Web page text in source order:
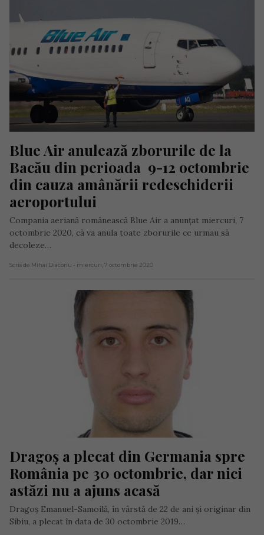
Blue Air anulează zborurile de la
Bacău din perioada  9-12 octombrie
din cauza amânării redeschiderii
aeroportului
Compania aeriană românească Blue Air a anunțat miercuri, 7
octombrie 2020, că va anula toate zborurile ce urmau să
decoleze…
Scris de Mihai Diaconu - miercuri, 7 octombrie 2020
Dragoș a plecat din Germania spre
România pe 30 octombrie, dar nici
astăzi nu a ajuns acasă
Dragoș Emanuel-Samoilă, în vârstă de 22 de ani și originar din
Sibiu, a plecat în data de 30 octombrie 2019…